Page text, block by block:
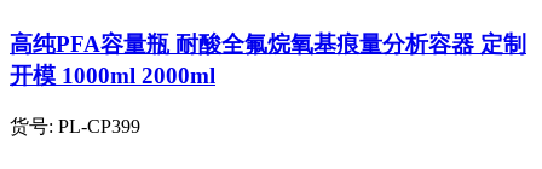
高纯PFA容量瓶 耐酸全氟烷氧基痕量分析容器 定制
开模 1000ml 2000ml
货号: PL-CP399